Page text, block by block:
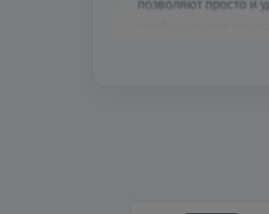
позволяют просто и